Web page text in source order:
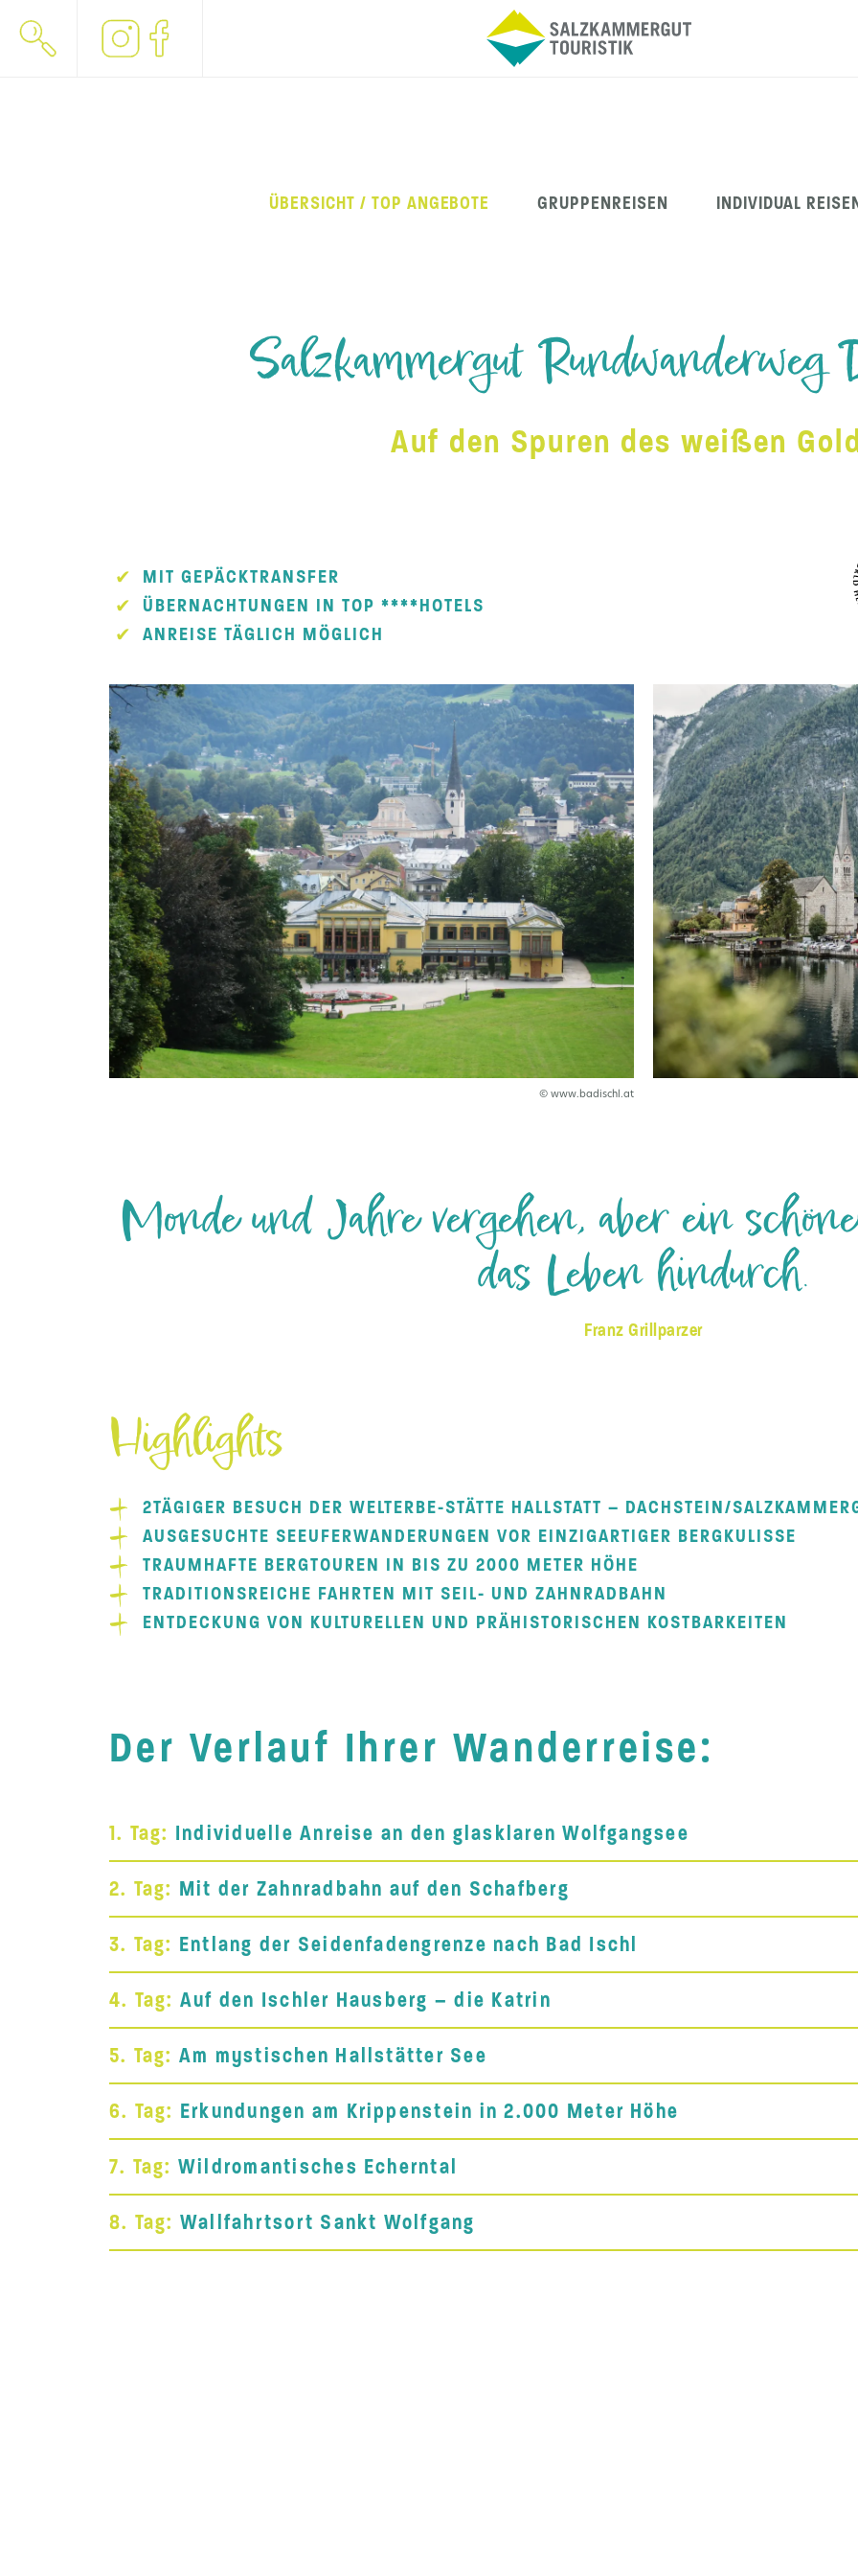
ÜBERSICHT / TOP ANGEBOTE GRUPPENREISEN INDIVIDUAL
Salzkammergut
Auf den Spuren des weißen
MIT GEPÄCKTRANSFER
ÜBERNACHTUNGEN IN TOP ****HOTELS
ANREISE TÄGLICH MÖGLICH
© www.badischl.at
Monde und Jahre vergehen, aber ein
das Leben hindurch.
Franz Grillparzer
Highlights
2TÄGIGER BESUCH DER WELTERBE-STÄTTE HALLSTATT – DACHSTEIN/
AUSGESUCHTE SEEUFERWANDERUNGEN VOR EINZIGARTIGER BERGKULISSE
TRAUMHAFTE BERGTOUREN IN BIS ZU 2000 METER HÖHE
TRADITIONSREICHE FAHRTEN MIT SEIL- UND ZAHNRADBAHN
ENTDECKUNG VON KULTURELLEN UND PRÄHISTORISCHEN KOSTBARKEITEN
Der Verlauf Ihrer Wanderreise:
1. Tag: Individuelle Anreise an den glasklaren Wolfgangsee
2. Tag: Mit der Zahnradbahn auf den Schafberg
3. Tag: Entlang der Seidenfadengrenze nach Bad Ischl
4. Tag: Auf den Ischler Hausberg – die Katrin
5. Tag: Am mystischen Hallstätter See
6. Tag: Erkundungen am Krippenstein in 2.000 Meter Höhe
7. Tag: Wildromantisches Echerntal
8. Tag: Wallfahrtsort Sankt Wolfgang